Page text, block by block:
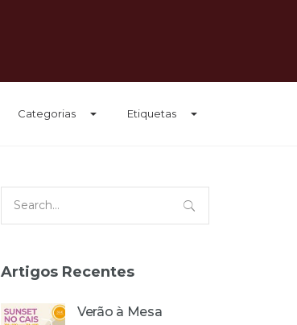
Categorias Etiquetas
for:
Artigos Recentes
Verão à Mesa